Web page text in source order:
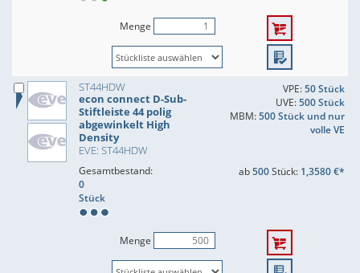
Menge
ST44HDW
econ connect D-Sub-
Stiftleiste 44 polig
abgewinkelt High
Density
EVE: ST44HDW
VPE:50 Stück
UVE:500 Stück
MBM:500 Stück und nur
volle VE
Gesamtbestand:
0
Stück
ab500Stück: 1,3580 €*
Menge